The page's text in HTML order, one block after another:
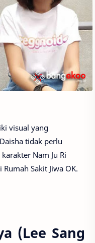
visual yang
tidak perlu
Nam Ju Ri
Sakit Jiwa OK.
(Lee Sang